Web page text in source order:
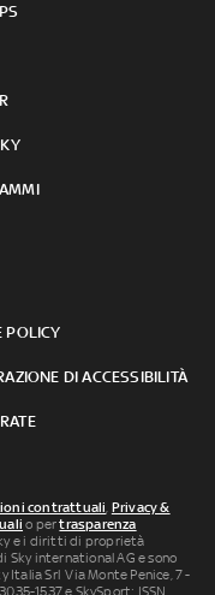
POLICY
DI ACCESSIBILITÀ
contrattuali Privacy &
o pertrasparenza
e i diritti di proprietà
international AG e sono
Italia Srl Via Monte Penice, 7 -
1537 e SkySport: ISSN